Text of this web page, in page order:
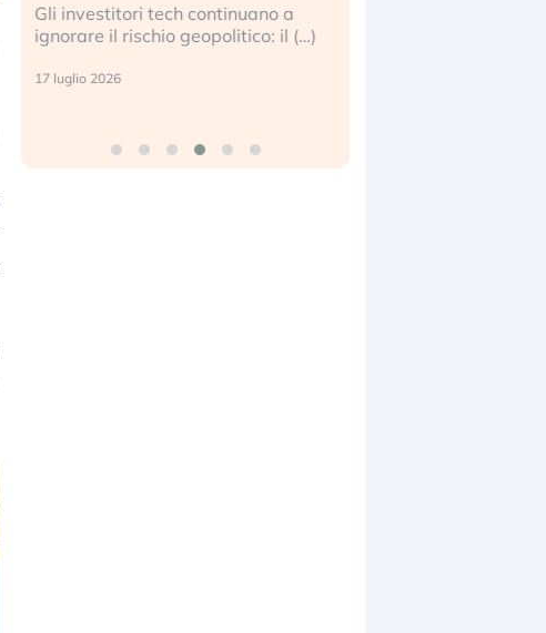
Gli investitori tech continuano a
ignorare il rischio geopolitico: il (…)
17 luglio 2026